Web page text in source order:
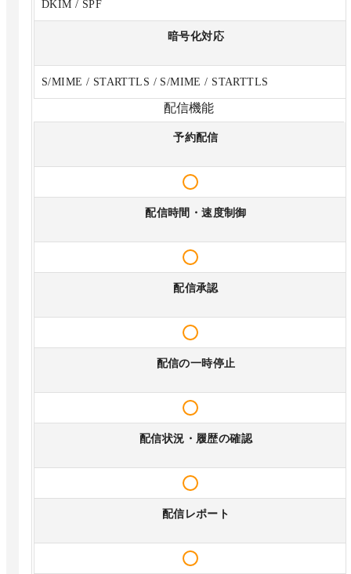
DKIM / SPF
暗号化対応
S/MIME / STARTTLS / S/MIME / STARTTLS
配信機能
予約配信
配信時間・速度制御
配信承認
配信の一時停止
配信状況・履歴の確認
配信レポート